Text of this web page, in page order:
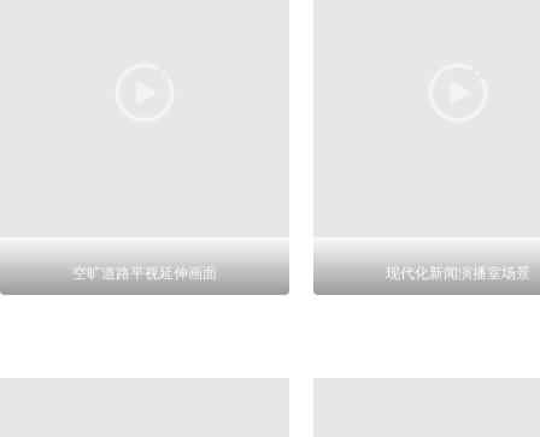
空旷道路平视延伸画面 现代化新闻演播室场景